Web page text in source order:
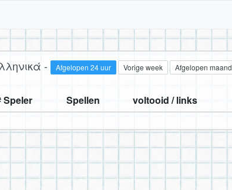
- Afgelopen 24 uur Vorige week Afgelopen maand
Speler Spellen voltooid / links